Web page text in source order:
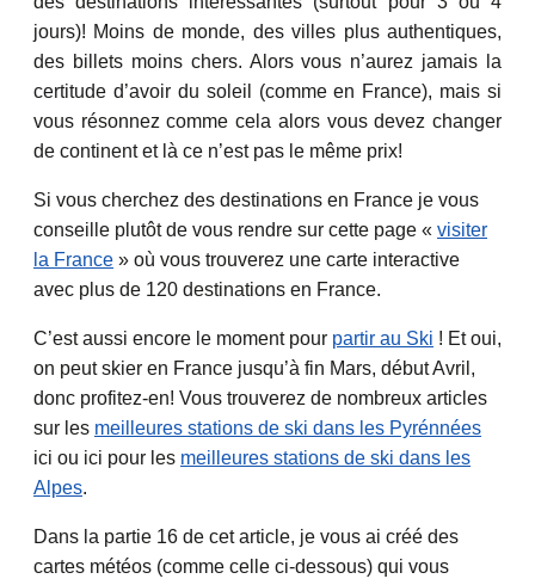
jours)! Moins de monde, des villes plus authentiques,
des billets moins chers. Alors vous n’aurez jamais la
certitude d’avoir du soleil (comme en France), mais si
vous résonnez comme cela alors vous devez changer
de continent et là ce n’est pas le même prix!
Si vous cherchez des destinations en France je vous
conseille plutôt de vous rendre sur cette page « visiter
la France » où vous trouverez une carte interactive
avec plus de 120 destinations en France.
C’est aussi encore le moment pour partir au Ski ! Et oui,
on peut skier en France jusqu’à fin Mars, début Avril,
donc profitez-en! Vous trouverez de nombreux articles
sur les meilleures stations de ski dans les Pyrénnées
ici ou ici pour les meilleures stations de ski dans les
Alpes.
Dans la partie 16 de cet article, je vous ai créé des
cartes météos (comme celle ci-dessous) qui vous